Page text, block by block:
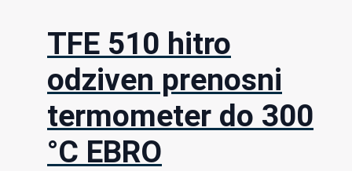
TFE 510 hitro
odziven prenosni
termometer do 300
°C EBRO